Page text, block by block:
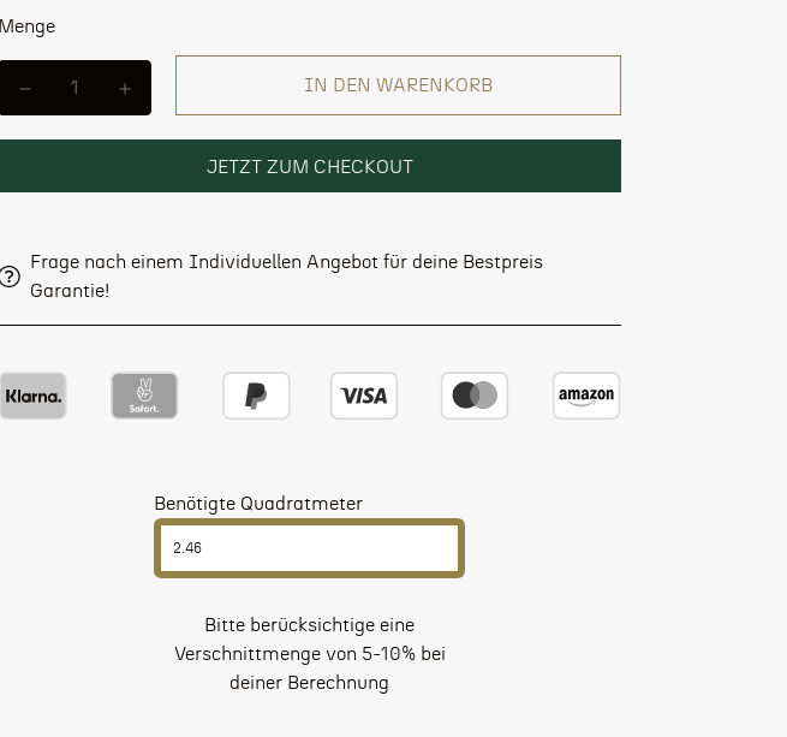
Menge
IN DEN WARENKORB
JETZT ZUM CHECKOUT
Frage nach einem Individuellen Angebot für deine Bestpreis
Garantie!
Benötigte Quadratmeter
Bitte berücksichtige eine
Verschnittmenge von 5-10% bei
deiner Berechnung